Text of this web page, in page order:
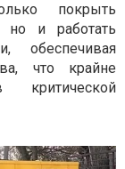
покрыть
и работать
обеспечивая
что крайне